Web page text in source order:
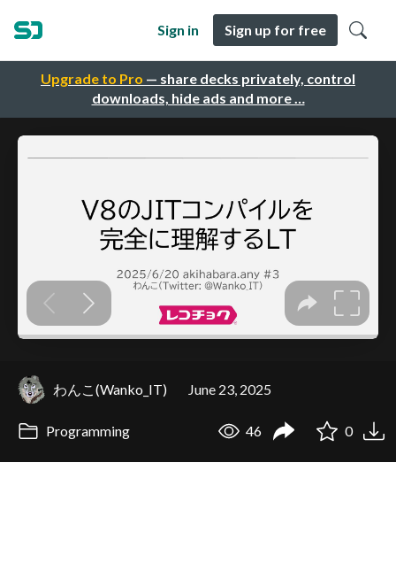
Upgrade to Pro — share decks privately, control
downloads, hide ads and more …
Sign in Sign up for free
わんこ(Wanko_IT) June 23, 2025
Programming 46 0